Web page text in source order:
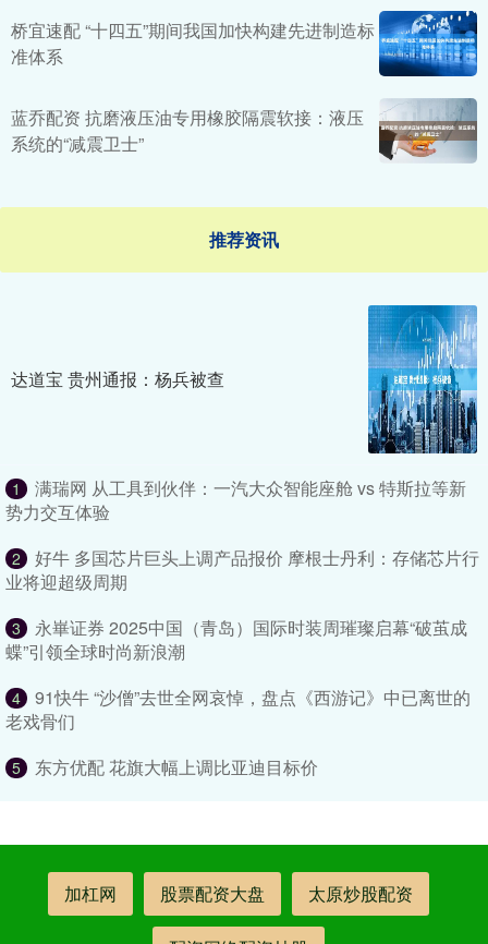
桥宜速配 “十四五”期间我国加快构建先进制造标
准体系
蓝乔配资 抗磨液压油专用橡胶隔震软接：液压
系统的“减震卫士”
推荐资讯
达道宝 贵州通报：杨兵被查
1
满瑞网 从工具到伙伴：一汽大众智能座舱 vs 特斯拉等新
势力交互体验
2
好牛 多国芯片巨头上调产品报价 摩根士丹利：存储芯片行
业将迎超级周期
3
永崋证券 2025中国（青岛）国际时装周璀璨启幕“破茧成
蝶”引领全球时尚新浪潮
4
91快牛 “沙僧”去世全网哀悼，盘点《西游记》中已离世的
老戏骨们
5 东方优配 花旗大幅上调比亚迪目标价
加杠网 股票配资大盘 太原炒股配资